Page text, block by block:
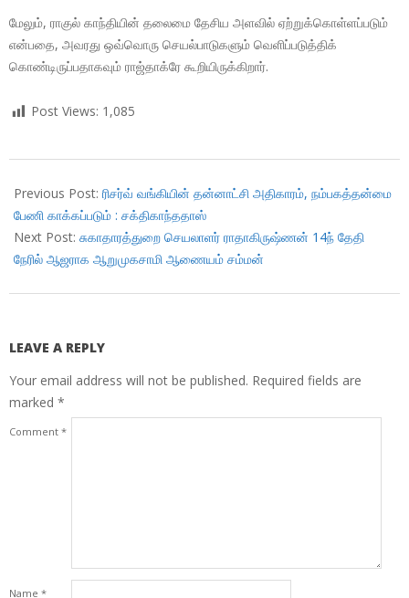
மேலும், ராகுல் காந்தியின் தலைமை தேசிய அளவில் ஏற்றுக்கொள்ளப்படும்
என்பதை, அவரது ஒவ்வொரு செயல்பாடுகளும் வெளிப்படுத்திக்
கொண்டிருப்பதாகவும் ராஜ்தாக்ரே கூறியிருக்கிறார்.
Post Views: 1,085
12-
12
Previous Post: ரிசர்வ் வங்கியின் தன்னாட்சி அதிகாரம், நம்பகத்தன்மை
பேணி காக்கப்படும் : சக்திகாந்ததாஸ்
Next Post: சுகாதாரத்துறை செயலாளர் ராதாகிருஷ்ணன் 14ந் தேதி
நேரில் ஆஜராக ஆறுமுகசாமி ஆணையம் சம்மன்
LEAVE A REPLY
Your email address will not be published. Required fields are
marked *
Comment *
Name *